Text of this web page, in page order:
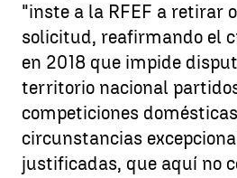
"inste a la RFEF a retirar
solicitud, reafirmando el
en 2018 que impide
territorio nacional
competiciones
circunstancias
justificadas, que aquí no